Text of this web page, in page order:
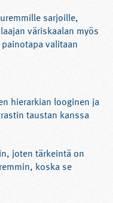
sarjoille,
väriskaalan myös
valitaan
hierarkian looginen ja
taustan kanssa
joten tärkeintä on
koska se